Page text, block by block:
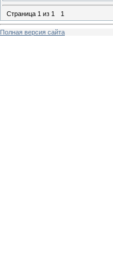
Страница 1 из 1 1
Полная версия сайта